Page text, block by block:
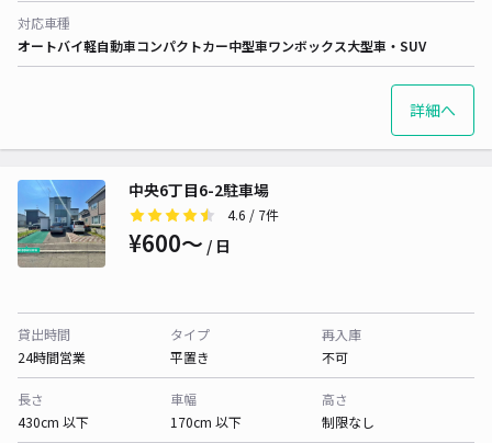
対応車種
オートバイ軽自動車コンパクトカー中型車ワンボックス大型車・SUV
詳細へ
中央6丁目6-2駐車場
4.6 / 7件
¥600〜 / 日
貸出時間
24時間営業
タイプ
平置き
再入庫
不可
長さ
430cm 以下
車幅
170cm 以下
高さ
制限なし